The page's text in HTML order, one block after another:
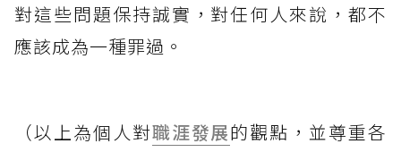
對這些問題保持誠實，對任何人來說，都不
應該成為一種罪過。
（以上為個人對職涯發展的觀點，並尊重各